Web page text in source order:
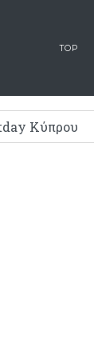
TOP